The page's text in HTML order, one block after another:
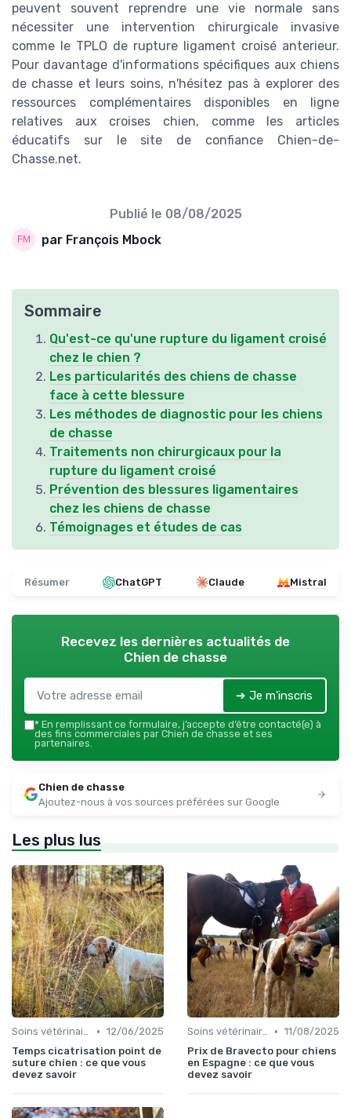
peuvent souvent reprendre une vie normale sans
nécessiter une intervention chirurgicale invasive
comme le TPLO de rupture ligament croisé anterieur.
Pour davantage d'informations spécifiques aux chiens
de chasse et leurs soins, n'hésitez pas à explorer des
ressources complémentaires disponibles en ligne
relatives aux croises chien, comme les articles
éducatifs sur le site de confiance Chien-de-
Chasse.net.
Publié le 08/08/2025
par François Mbock
Sommaire
Qu'est-ce qu'une rupture du ligament croisé
chez le chien ?
Les particularités des chiens de chasse
face à cette blessure
Les méthodes de diagnostic pour les chiens
de chasse
Traitements non chirurgicaux pour la
rupture du ligament croisé
Prévention des blessures ligamentaires
chez les chiens de chasse
Témoignages et études de cas
Résumer ChatGPT Claude Mistral
Recevez les dernières actualités de
Chien de chasse
➔ Je m'inscris
* En remplissant ce formulaire, j’accepte d’être contacté(e) à
des fins commerciales par Chien de chasse et ses
partenaires.
Chien de chasse
Ajoutez-nous à vos sources préférées sur Google
Les plus lus
Soins vétérinaires pour chiens de chasse • 12/06/2025
Temps cicatrisation point de
suture chien : ce que vous
devez savoir
Soins vétérinaires pour chiens de chasse • 11/08/2025
Prix de Bravecto pour chiens
en Espagne : ce que vous
devez savoir